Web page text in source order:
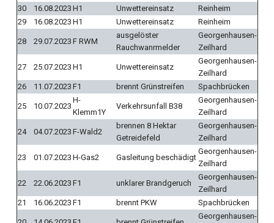
30
16.08.2023 H1 Unwettereinsatz
Reinheim
29
16.08.2023 H1 Unwettereinsatz Reinheim
28 29.07.2023 F RWM
ausgelöster
Rauchwanrmelder
Georgenhausen-
Zeilhard
27 25.07.2023 H1 Unwettereinsatz
Georgenhausen-
Zeilhard
26
11.07.2023 F1 brennt Grünstreifen Spachbrücken
25 10.07.2023
H-
Klemm1Y
Verkehrsunfall B38
Georgenhausen-
Zeilhard
24 04.07.2023 F-Wald2
brennen 8 Hektar
Getreidefeld
Georgenhausen-
Zeilhard
23 01.07.2023 H-Gas2 Gasleitung beschädigt
Georgenhausen-
Zeilhard
22 22.06.2023 F1 unklarer Brandgeruch
Georgenhausen-
Zeilhard
21
16.06.2023 F1 brennt PKW Spachbrücken
Georgenhausen-